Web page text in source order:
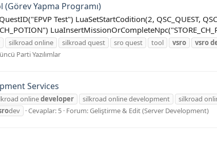
(Görev Yapma Programı)
Test") LuaSetStartCodition(2, QSC_QUEST,
silkroad online silkroad quest sro quest tool vsro vsro
Parti Yazılımlar
Services
onlinedeveloper silkroad online development silkroad
dev Cevaplar: 5 Forum:Geliştirme & Edit (Server Development)